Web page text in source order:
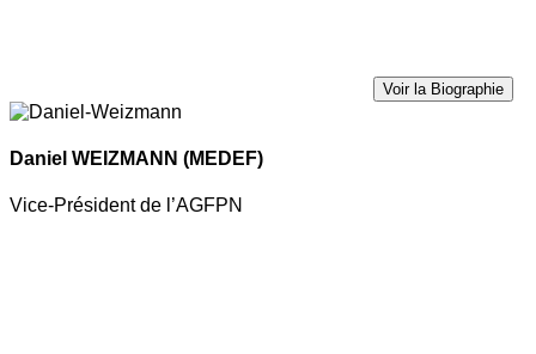
Voir la Biographie
Daniel WEIZMANN (MEDEF)
Vice-Président de l’AGFPN